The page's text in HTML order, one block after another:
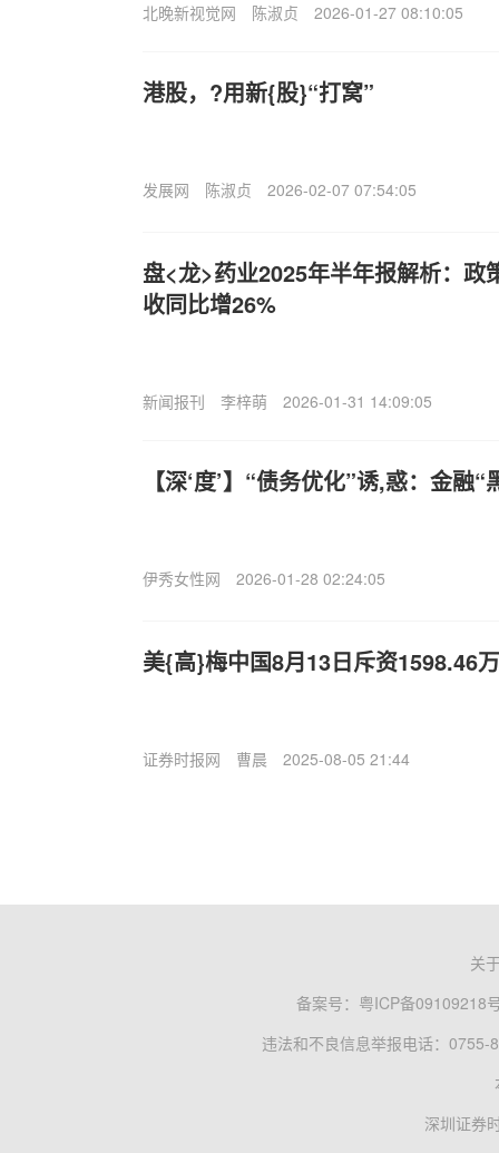
北晚新视觉网 陈淑贞 2026-01-27 08:10:05
港股，?用新{股}“打窝”
发展网 陈淑贞 2026-02-07 07:54:05
盘<龙>药业2025年半年报解析：政
收同比增26%
新闻报刊 李梓萌 2026-01-31 14:09:05
【深‘度’】“债务优化”诱,惑：金融
伊秀女性网 2026-01-28 02:24:05
美{高}梅中国8月13日斥资1598.46
证券时报网 曹晨 2025-08-05 21:44
关
备案号： 粤ICP备09109218
违法和不良信息举报电话：0755-
深圳证券